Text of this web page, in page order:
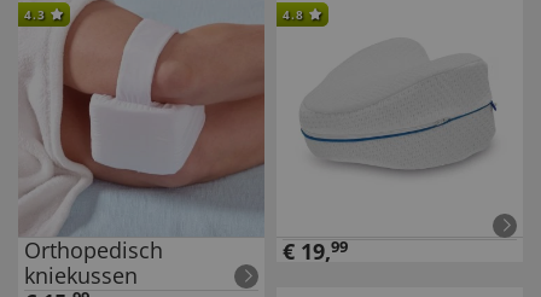
4.3
Orthopedisch
kniekussen
4.8
€ 19,99